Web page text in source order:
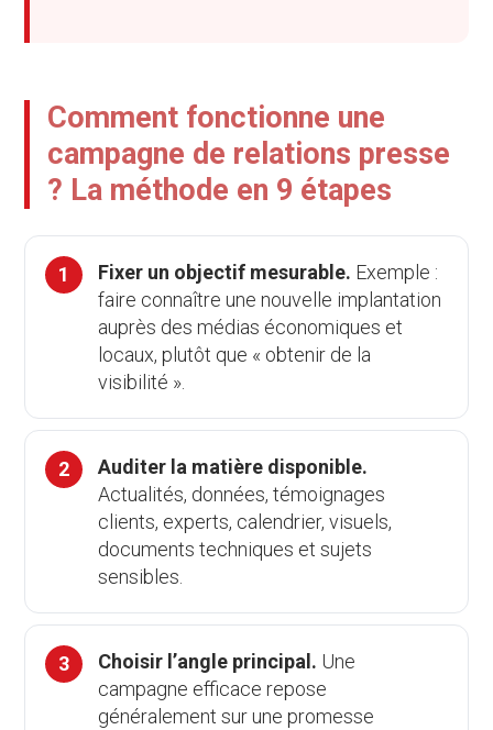
Comment fonctionne une
campagne de relations presse
? La méthode en 9 étapes
Fixer un objectif mesurable. Exemple :
faire connaître une nouvelle implantation
auprès des médias économiques et
locaux, plutôt que « obtenir de la
visibilité ».
Auditer la matière disponible.
Actualités, données, témoignages
clients, experts, calendrier, visuels,
documents techniques et sujets
sensibles.
Choisir l’angle principal. Une
campagne efficace repose
généralement sur une promesse